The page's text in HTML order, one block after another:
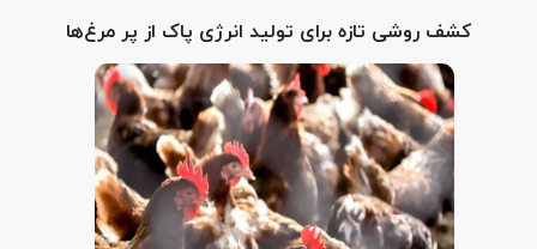
کشف روشی تازه برای تولید انرژی پاک از پر مرغ‌ها